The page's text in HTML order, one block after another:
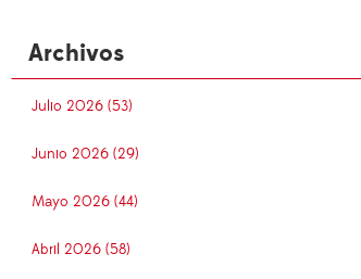
Archivos
Julio 2026 (53)
Junio 2026 (29)
Mayo 2026 (44)
Abril 2026 (58)